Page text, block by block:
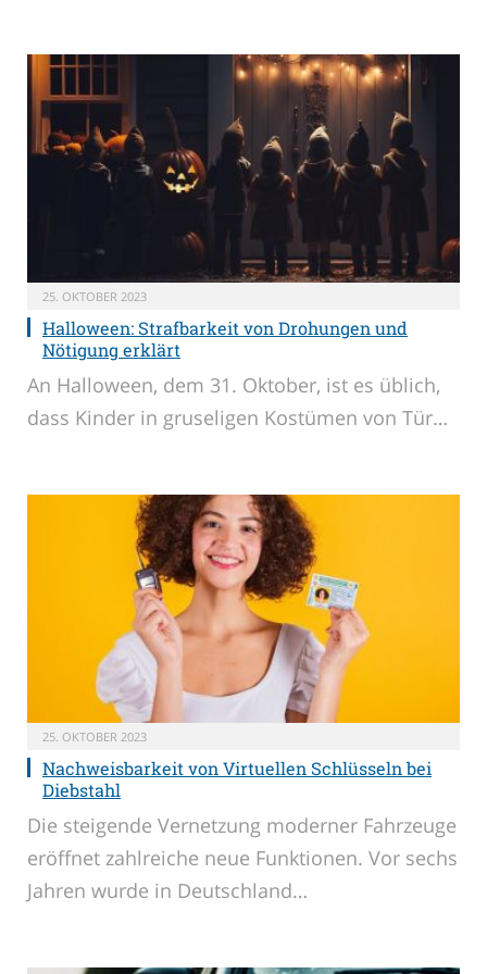
25. OKTOBER 2023
Halloween: Strafbarkeit von Drohungen und
Nötigung erklärt
An Halloween, dem 31. Oktober, ist es üblich,
dass Kinder in gruseligen Kostümen von Tür…
25. OKTOBER 2023
Nachweisbarkeit von Virtuellen Schlüsseln bei
Diebstahl
Die steigende Vernetzung moderner Fahrzeuge
eröffnet zahlreiche neue Funktionen. Vor sechs
Jahren wurde in Deutschland…